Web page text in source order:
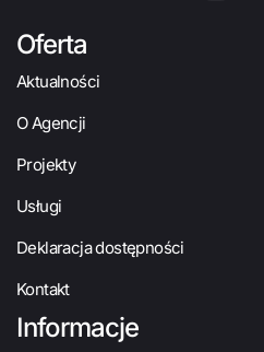
Oferta
Aktualności
O Agencji
Projekty
Usługi
Deklaracja dostępności
Kontakt
Informacje